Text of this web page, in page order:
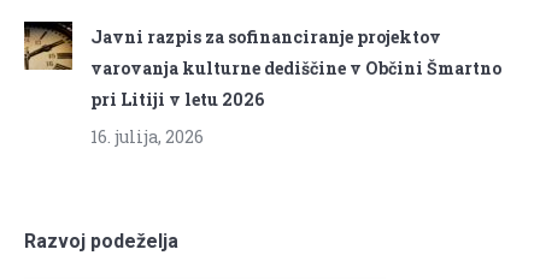
Javni razpis za sofinanciranje projektov
varovanja kulturne dediščine v Občini Šmartno
pri Litiji v letu 2026
16. julija, 2026
Razvoj podeželja